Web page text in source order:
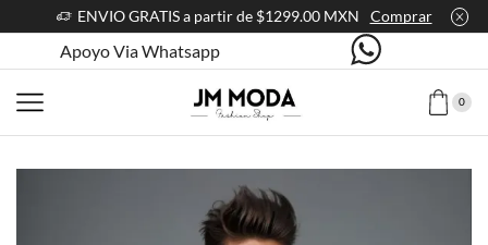
ENVIO GRATIS a partir de $1299.00 MXN Comprar
Apoyo Via Whatsapp
0